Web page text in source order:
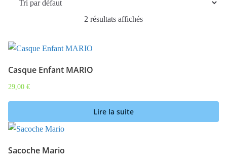
2 résultats affichés
Casque Enfant MARIO
29,00 €
Lire la suite
Sacoche Mario